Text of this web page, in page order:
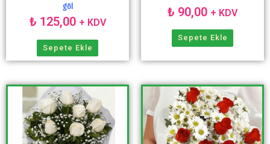
gül
₺ 125,00 + KDV
Sepete Ekle
₺ 90,00 + KDV
Sepete Ekle